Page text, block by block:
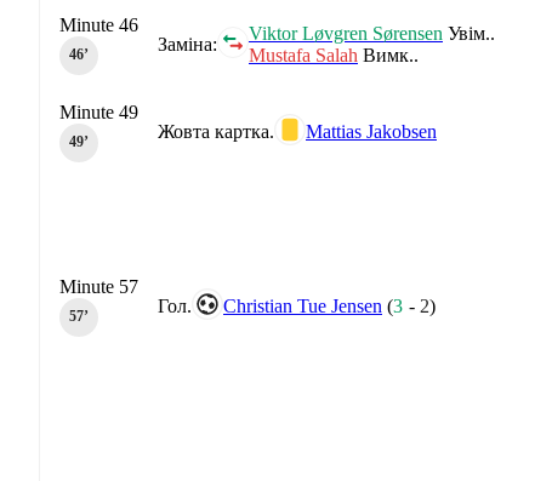
Заміна:
Viktor Løvgren Sørensen Увім..
Mustafa Salah Вимк..
Minute 46
46‎’‎
Жовта картка. Mattias Jakobsen
Minute 49
49‎’‎
Гол. Christian Tue Jensen (3 - 2)
Minute 57
57‎’‎